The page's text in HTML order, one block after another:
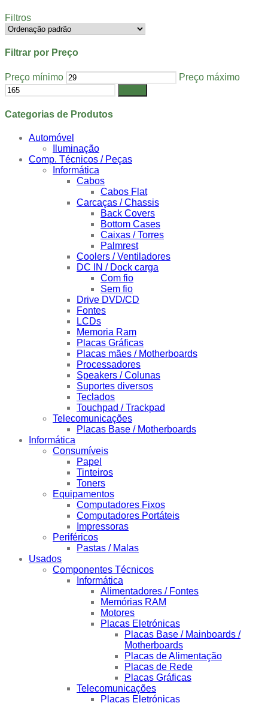
Filtros
Filtrar por Preço
Preço mínimo Preço máximo
Categorias de Produtos
Automóvel
Iluminação
Comp. Técnicos / Peças
Informática
Cabos
Cabos Flat
Carcaças / Chassis
Back Covers
Bottom Cases
Caixas / Torres
Palmrest
Coolers / Ventiladores
DC IN / Dock carga
Com fio
Sem fio
Drive DVD/CD
Fontes
LCDs
Memoria Ram
Placas Gráficas
Placas mães / Motherboards
Processadores
Speakers / Colunas
Suportes diversos
Teclados
Touchpad / Trackpad
Telecomunicações
Placas Base / Motherboards
Informática
Consumíveis
Papel
Tinteiros
Toners
Equipamentos
Computadores Fixos
Computadores Portáteis
Impressoras
Periféricos
Pastas / Malas
Usados
Componentes Técnicos
Informática
Alimentadores / Fontes
Memórias RAM
Motores
Placas Eletrónicas
Placas Base / Mainboards /
Motherboards
Placas de Alimentação
Placas de Rede
Placas Gráficas
Telecomunicações
Placas Eletrónicas